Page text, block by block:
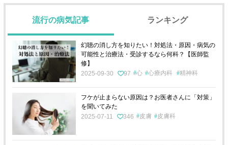
流行の病気記事 ランキング
幻聴の消し方を知りたい！対処法・原因・病気の
可能性と治療法・受診するなら何科？【医師監
修】
2025-09-30
97 心 心療内科 精神科
フケが止まらない原因は？お医者さんに「対策」
を聞いてみた
2025-07-11
346 皮膚 皮膚科